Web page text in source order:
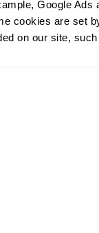
Google Ads
cookies are set
on our site, such
분석을 통해 후속 케어를
보 제공
를 통해 최신 유전학 정보